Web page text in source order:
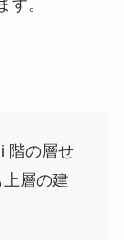
す。
階の層せ
層の建